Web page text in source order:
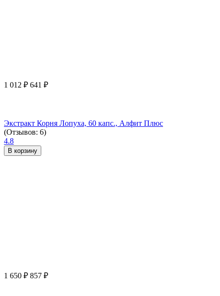
1 012 ₽ 641 ₽
Экстракт Корня Лопуха, 60 капс., Алфит Плюс
(Отзывов: 6)
4.8
В корзину
1 650 ₽ 857 ₽